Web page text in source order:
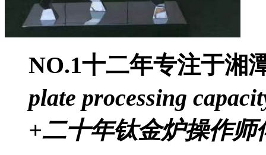
NO.1十二年专注于湘
plate processing
+二十年钛金炉操作师